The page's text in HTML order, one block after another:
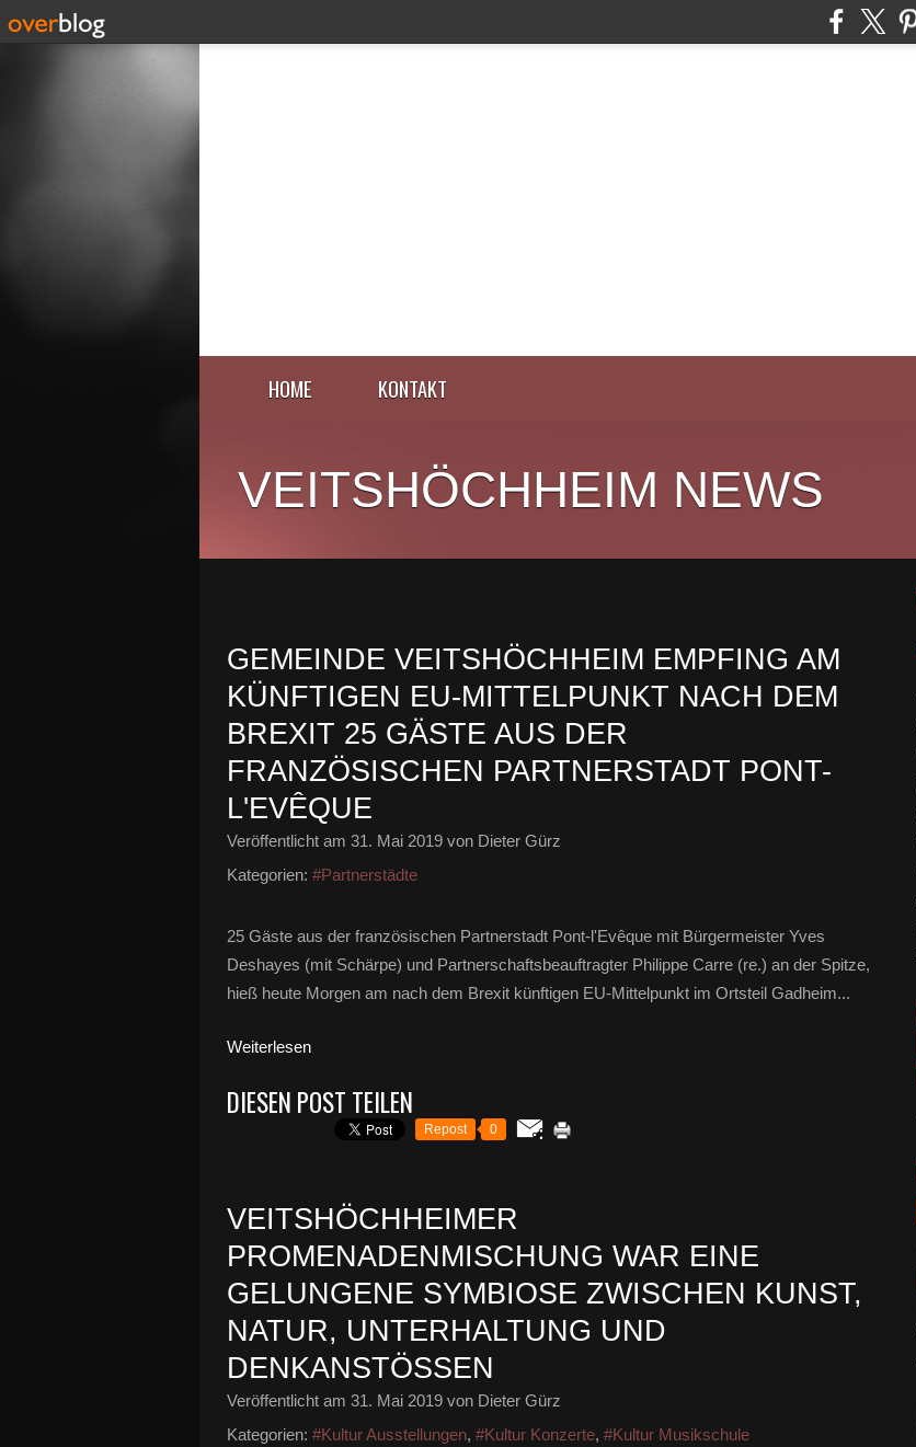
HOME KONTAKT
VEITSHÖCHHEIM NEWS
GEMEINDE VEITSHÖCHHEIM EMPFING AM
KÜNFTIGEN EU-MITTELPUNKT NACH DEM
BREXIT 25 GÄSTE AUS DER
FRANZÖSISCHEN PARTNERSTADT PONT-
L'EVÊQUE
Veröffentlicht am 31. Mai 2019 von Dieter Gürz
Kategorien: #Partnerstädte
25 Gäste aus der französischen Partnerstadt Pont-l'Evêque mit Bürgermeister Yves
Deshayes (mit Schärpe) und Partnerschaftsbeauftragter Philippe Carre (re.) an der Spitze,
hieß heute Morgen am nach dem Brexit künftigen EU-Mittelpunkt im Ortsteil Gadheim...
Weiterlesen
DIESEN POST TEILEN
Repost 0
VEITSHÖCHHEIMER
PROMENADENMISCHUNG WAR EINE
GELUNGENE SYMBIOSE ZWISCHEN KUNST,
NATUR, UNTERHALTUNG UND
DENKANSTÖSSEN
Veröffentlicht am 31. Mai 2019 von Dieter Gürz
Kategorien: #Kultur Ausstellungen, #Kultur Konzerte, #Kultur Musikschule